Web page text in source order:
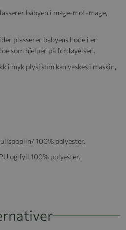
babyen i mage-mot-mage,
plasserer babyens hode i en
som hjelper på fordøyelsen.
i myk plysj som kan vaskes i maskin,
100% polyester.
og fyll 100% polyester.